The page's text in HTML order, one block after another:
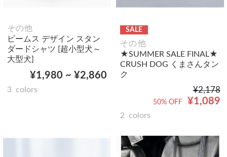
その他
ビームス デザイン スタン
ダードシャツ [超小型犬～
大型犬]
¥1,980 ~ ¥2,860
3 colors
SALE
その他
★SUMMER SALE FINAL★
CRUSH DOG くまさんタン
ク
¥2,178
¥1,089
50% OFF
2 colors